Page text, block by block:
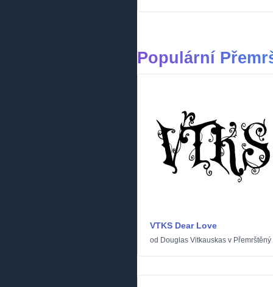
Populární
VTKS Dear Love
od Douglas Vitkauskas v Přemrštěný